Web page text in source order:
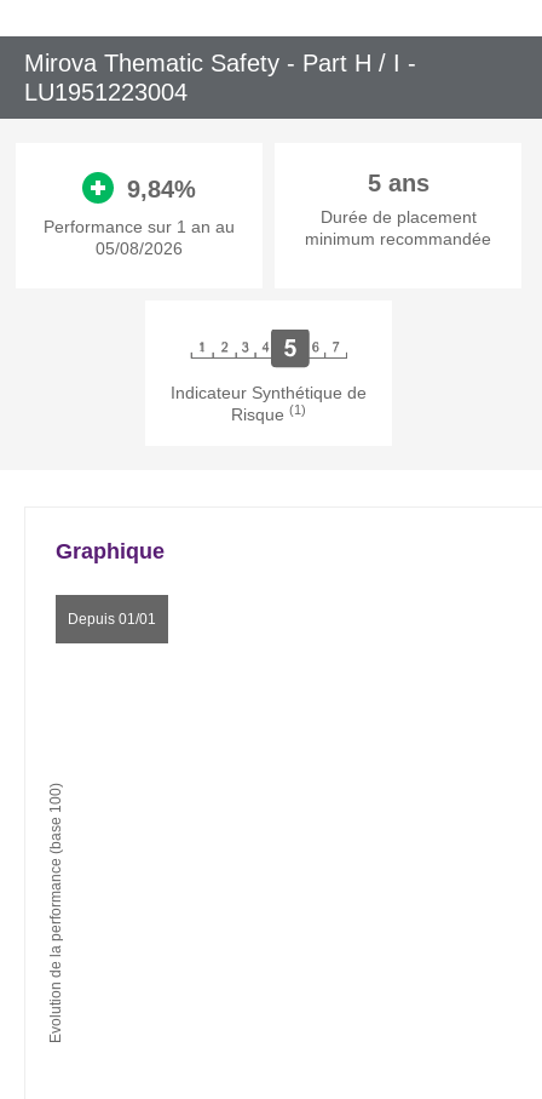
Mirova Thematic Safety - Part H / I -
LU1951223004
9,84%
Performance sur 1 an au
05/08/2026
5 ans
Durée de placement
minimum recommandée
Indicateur Synthétique de
Risque (1)
Graphique
Depuis 01/01
Evolution de la performance (base 100)